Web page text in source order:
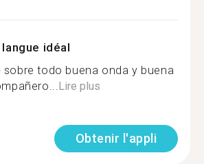
idéal
sobre todo buena onda y buena
Lire plus
Obtenir l'appli